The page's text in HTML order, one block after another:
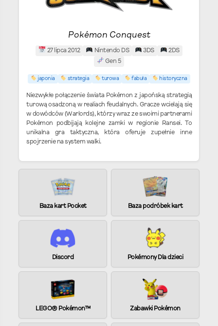
Pokémon Conquest
27 lipca 2012 Nintendo DS 3DS
2DS
Gen 5
japonia strategia turowa fabuła historyczna
Niezwykłe połączenie świata Pokémon z japońską strategią
turową osadzoną w realiach feudalnych. Gracze wcielają się
w dowódców (Warlords), którzy wraz ze swoimi partnerami
Pokémon podbijają kolejne zamki w regionie Ransei. To
unikalna gra taktyczna, która oferuje zupełnie inne
spojrzenie na system walki.
Baza kart Pocket Baza podróbek kart
Discord Pokémony Dla dzieci
LEGO® Pokémon™ Zabawki Pokémon